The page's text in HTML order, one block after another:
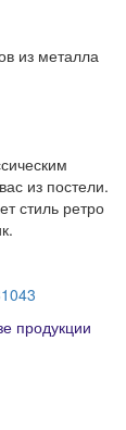
из металла
из постели.
стиль ретро
продукции